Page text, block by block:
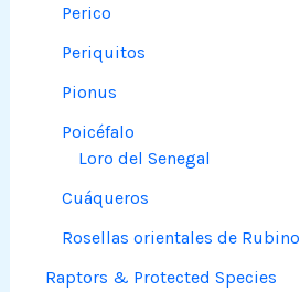
Perico
Periquitos
Pionus
Poicéfalo
Loro del Senegal
Cuáqueros
Rosellas orientales de Rubino
Raptors & Protected Species